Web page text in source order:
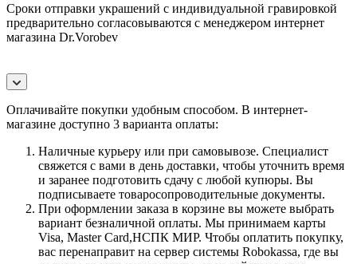
Сроки отправки украшений с индивидуальной гравировкой
предварительно согласовываются с менеджером интернет
магазина Dr.Vorobev
Оплачивайте покупки удобным способом. В интернет-
магазине доступно 3 варианта оплаты:
Наличные курьеру или при самовывозе. Специалист
свяжется с вами в день доставки, чтобы уточнить время
и заранее подготовить сдачу с любой купюры. Вы
подписываете товаросопроводительные документы.
При оформлении заказа в корзине вы можете выбрать
вариант безналичной оплаты. Мы принимаем карты
Visa, Master Card,НСПК МИР. Чтобы оплатить покупку,
вас перенаправит на сервер системы Robokassa, где вы